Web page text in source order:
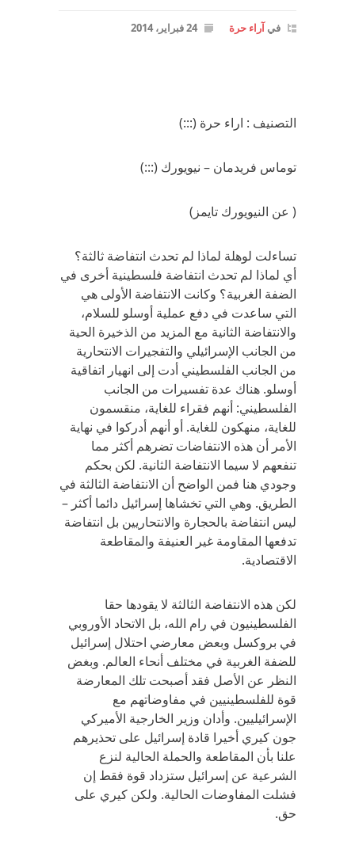
فيآراء حرة 24 فبراير، 2014
التصنيف : اراء حرة (:::)
توماس فريدمان – نيويورك (:::)
( عن النيويورك تايمز)
تساءلت لوهلة لماذا لم تحدث انتفاضة ثالثة؟
أي لماذا لم تحدث انتفاضة فلسطينية أخرى في
الضفة الغربية؟ وكانت الانتفاضة الأولى هي
التي ساعدت في دفع عملية أوسلو للسلام،
والانتفاضة الثانية مع المزيد من الذخيرة الحية
من الجانب الإسرائيلي والتفجيرات الانتحارية
من الجانب الفلسطيني أدت إلى انهيار اتفاقية
أوسلو. هناك عدة تفسيرات من الجانب
الفلسطيني: أنهم فقراء للغاية، منقسمون
للغاية، منهكون للغاية. أو أنهم أدركوا في نهاية
الأمر أن هذه الانتفاضات تضرهم أكثر مما
تنفعهم لا سيما الانتفاضة الثانية. لكن بحكم
وجودي هنا فمن الواضح أن الانتفاضة الثالثة في
الطريق. وهي التي تخشاها إسرائيل دائما أكثر –
ليس انتفاضة بالحجارة والانتحاريين بل انتفاضة
تدفعها المقاومة غير العنيفة والمقاطعة
الاقتصادية.
لكن هذه الانتفاضة الثالثة لا يقودها حقا
الفلسطينيون في رام الله، بل الاتحاد الأوروبي
في بروكسل وبعض معارضي احتلال إسرائيل
للضفة الغربية في مختلف أنحاء العالم. وبغض
النظر عن الأصل فقد أصبحت تلك المعارضة
قوة للفلسطينيين في مفاوضاتهم مع
الإسرائيليين. وأدان وزير الخارجية الأميركي
جون كيري أخيرا قادة إسرائيل على تحذيرهم
علنا بأن المقاطعة والحملة الحالية لنزع
الشرعية عن إسرائيل ستزداد قوة فقط إن
فشلت المفاوضات الحالية. ولكن كيري على
حق.